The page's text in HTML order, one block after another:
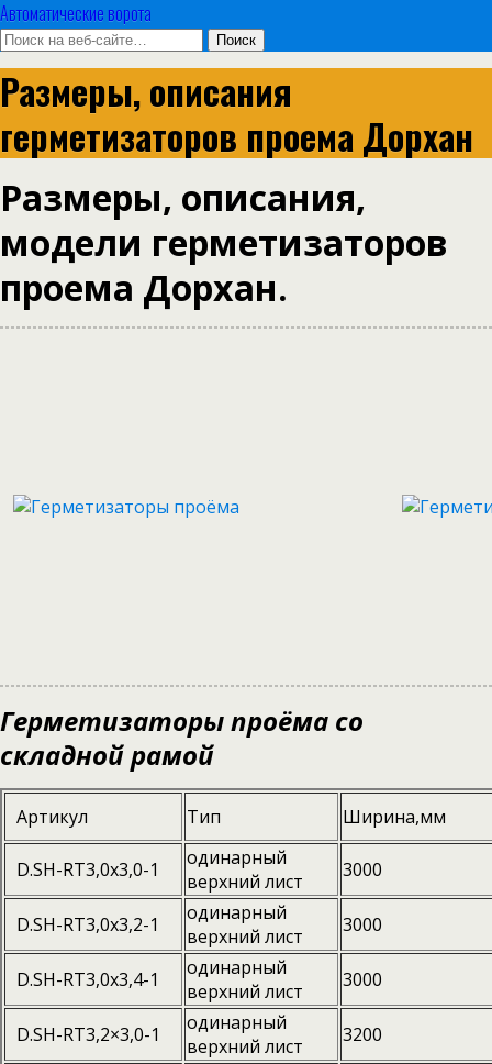
Автоматические ворота
Размеры, описания
герметизаторов проема Дорхан
Размеры, описания,
модели герметизаторов
проема Дорхан.
Герметизаторы проёма со
складной рамой
Артикул Тип Ширина,мм
D.SH-RT3,0x3,0-1
одинарный
верхний лист
3000
D.SH-RT3,0x3,2-1
одинарный
верхний лист
3000
D.SH-RT3,0x3,4-1
одинарный
верхний лист
3000
D.SH-RT3,2×3,0-1
одинарный
верхний лист
3200